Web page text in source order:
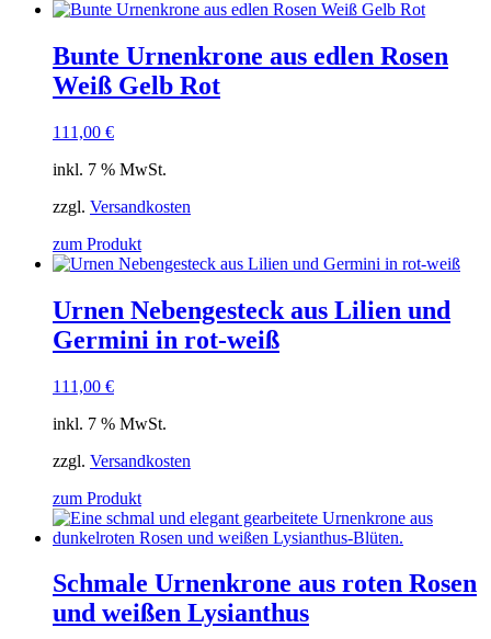
Bunte Urnenkrone aus edlen Rosen
Weiß Gelb Rot
111,00 €
inkl. 7 % MwSt.
zzgl. Versandkosten
zum Produkt
Urnen Nebengesteck aus Lilien und
Germini in rot-weiß
111,00 €
inkl. 7 % MwSt.
zzgl. Versandkosten
zum Produkt
Schmale Urnenkrone aus roten Rosen
und weißen Lysianthus